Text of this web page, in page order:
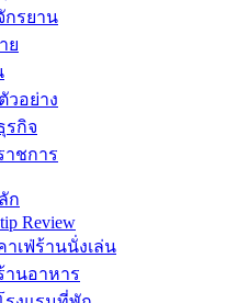
กรยาน
ย
วอย่าง
รกิจ
าชการ
ก
Review
าเฟ่ร้านนั่งเล่น
านอาหาร